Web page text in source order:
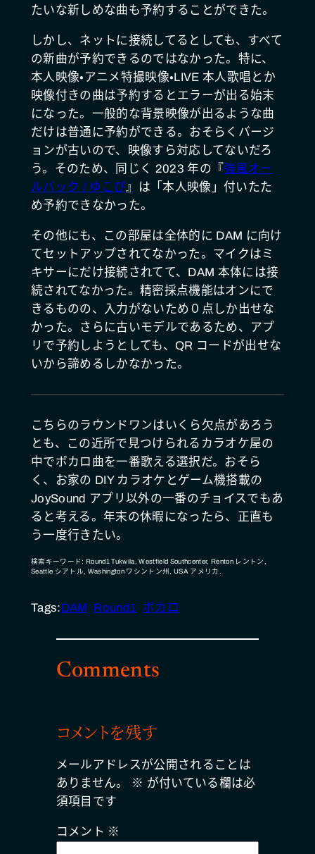
たいな新しめな曲も予約することができた。
しかし、ネットに接続してるとしても、すべて
の新曲が予約できるのではなかった。特に、
本人映像・アニメ特撮映像・LIVE 本人歌唱とか
映像付きの曲は予約するとエラーが出る始末
になった。一般的な背景映像が出るような曲
だけは普通に予約ができる。おそらくバージ
ョンが古いので、映像すら対応してないだろ
う。そのため、同じく 2023 年の『強風オー
ルバック / ゆこぴ』は「本人映像」付いたた
め予約できなかった。
その他にも、この部屋は全体的に DAM に向け
てセットアップされてなかった。マイクはミ
キサーにだけ接続されてて、DAM 本体には接
続されてなかった。精密採点機能はオンにで
きるものの、入力がないため０点しか出せな
かった。さらに古いモデルであるため、アプ
リで予約しようとしても、QR コードが出せな
いから諦めるしかなかった。
こちらのラウンドワンはいくら欠点があろう
とも、この近所で見つけられるカラオケ屋の
中でボカロ曲を一番歌える選択だ。おそら
く、お家の DIY カラオケとゲーム機搭載の
JoySound アプリ以外の一番のチョイスでもあ
ると考える。年末の休暇になったら、正直も
う一度行きたい。
検索キーワード: Round1 Tukwila, Westfield Southcenter, Renton レントン,
Seattle シアトル, Washington ワシントン州, USA アメリカ.
Tags:DAM Round1 ボカロ
Comments
コメントを残す
メールアドレスが公開されることは
ありません。
※ が付いている欄は必
須項目です
コメント ※